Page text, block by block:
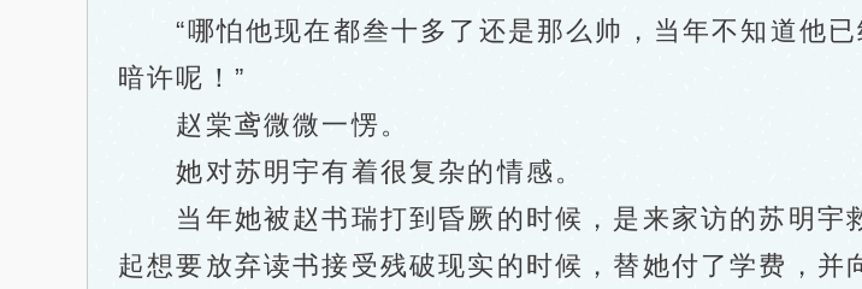
“哪怕他现在都叁十多了还是那么帅，当年不知道他已
暗许呢！”
赵棠鸢微微一愣。
她对苏明宇有着很复杂的情感。
当年她被赵书瑞打到昏厥的时候，是来家访的苏明宇
起想要放弃读书接受残破现实的时候，替她付了学费，